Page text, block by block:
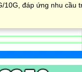
10G, đáp ứng nhu cầu